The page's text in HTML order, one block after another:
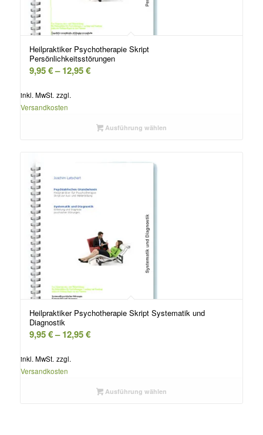
Heilpraktiker Psychotherapie Skript
Persönlichkeitsstörungen
9,95€–12,95€
inkl. MwSt. zzgl.
Versandkosten
Ausführung wählen
Heilpraktiker Psychotherapie Skript Systematik und
Diagnostik
9,95€–12,95€
inkl. MwSt. zzgl.
Versandkosten
Ausführung wählen